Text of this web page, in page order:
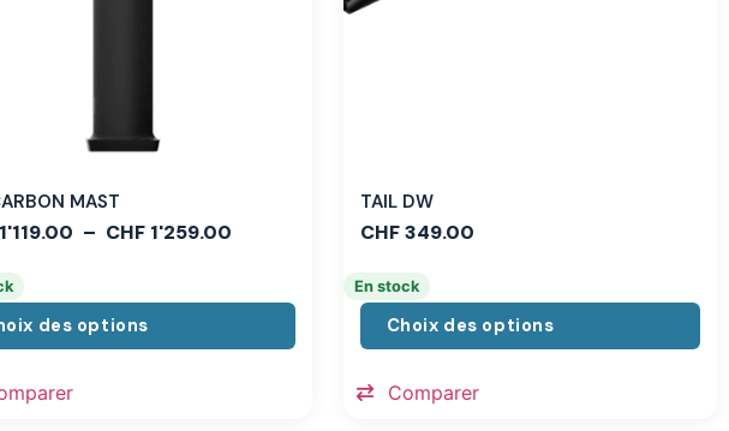
MAST
1'119.00 – CHF 1'259.00
des options
TAIL DW
CHF349.00
En stock
Choix des options
Comparer